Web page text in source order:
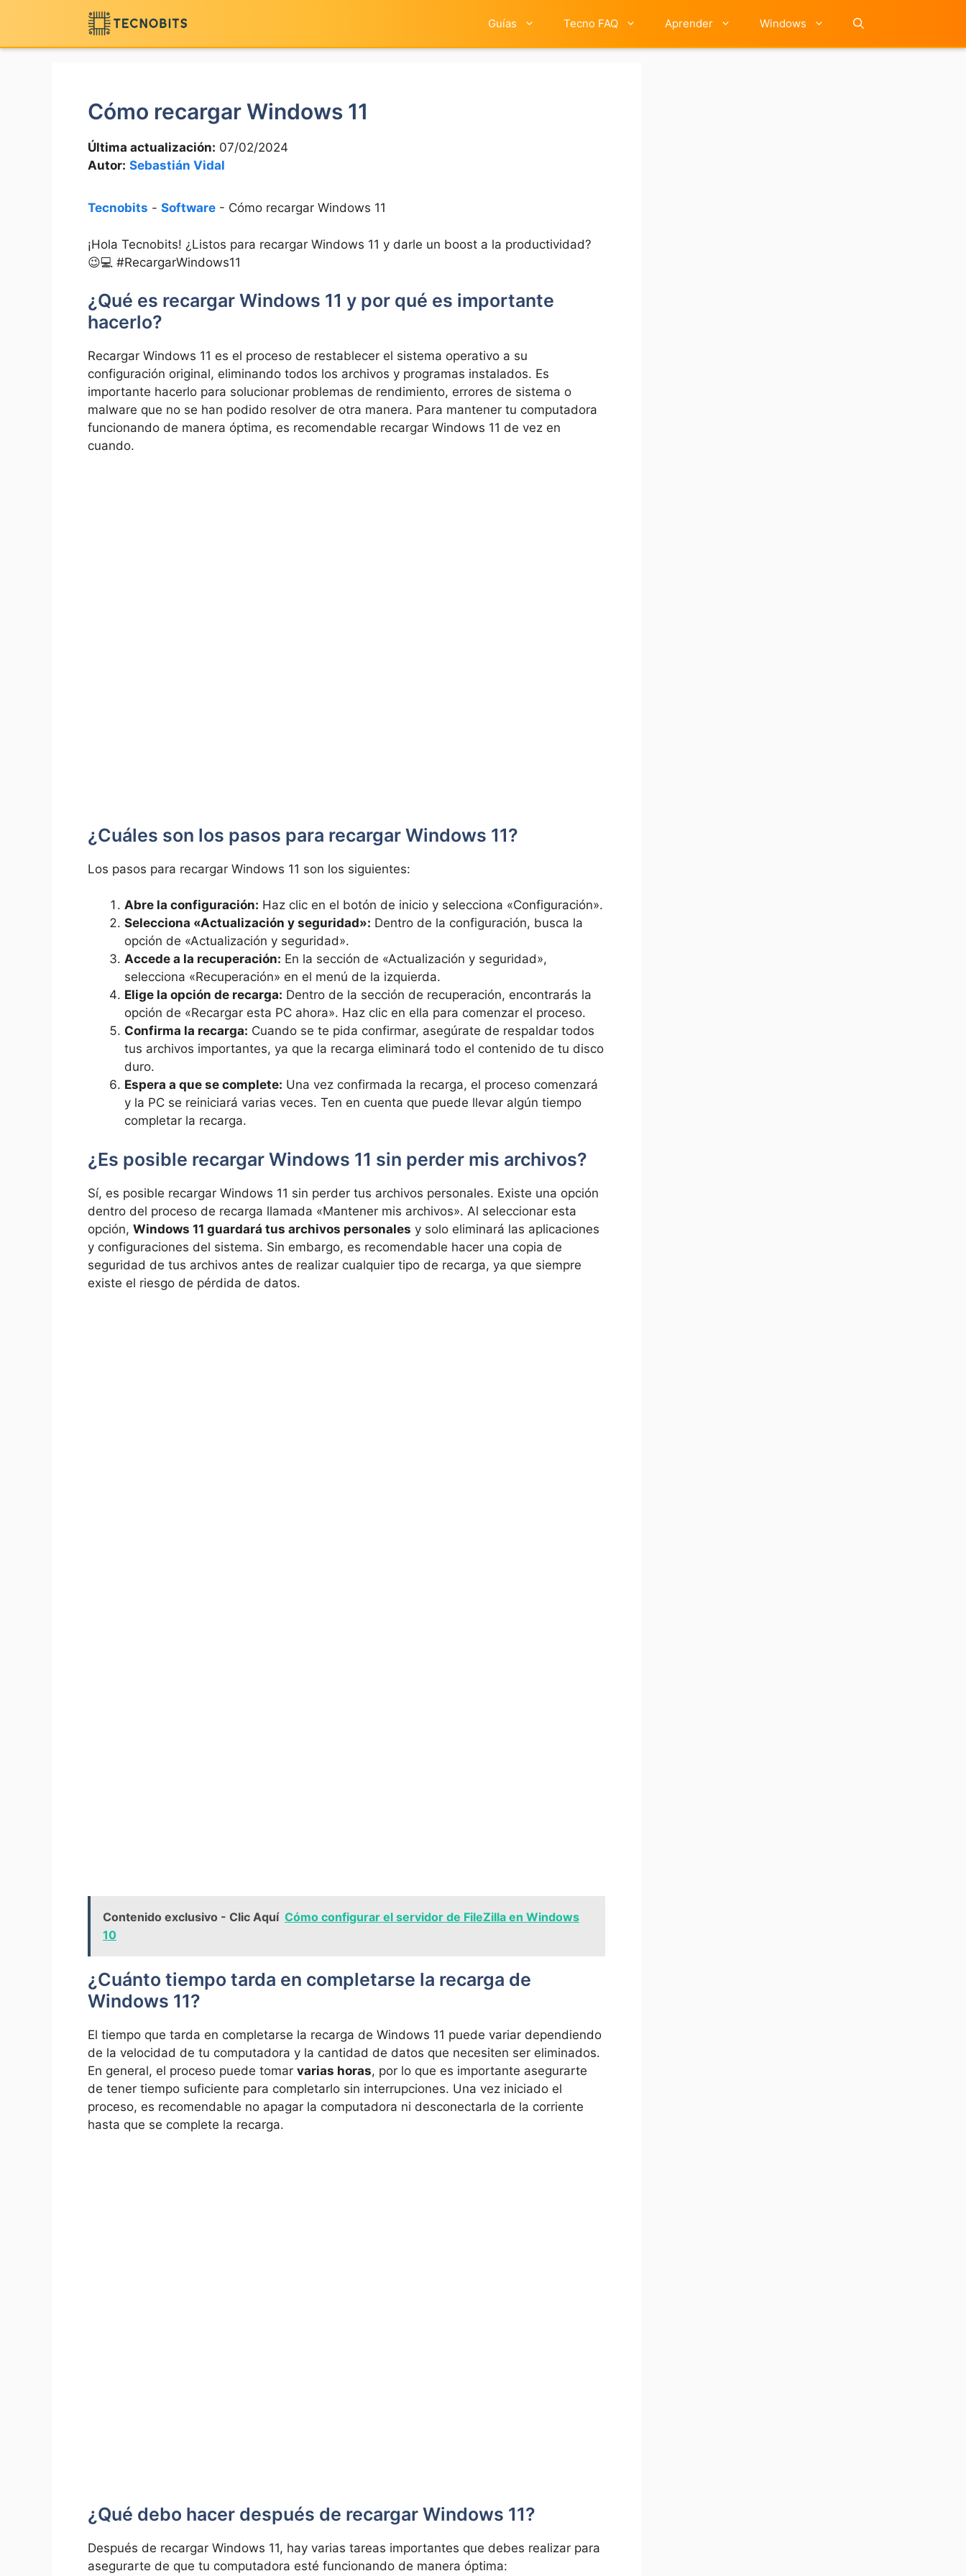
contenido
Guías Tecno FAQ Aprender Windows
Cómo recargar Windows 11
Última actualización: 07/02/2024
Autor: Sebastián Vidal
Tecnobits - Software - Cómo recargar Windows 11
¡Hola Tecnobits! ¿Listos para recargar Windows 11 y darle un boost a la productividad?
😉💻 #RecargarWindows11
¿Qué es recargar Windows 11 y por qué es importante
hacerlo?
Recargar Windows 11 es el proceso de restablecer el sistema operativo a su
configuración original, eliminando todos los archivos y programas instalados. Es
importante hacerlo para solucionar problemas de rendimiento, errores de sistema o
malware que no se han podido resolver de otra manera. Para mantener tu computadora
funcionando de manera óptima, es recomendable recargar Windows 11 de vez en
cuando.
¿Cuáles son los pasos para recargar Windows 11?
Los pasos para recargar Windows 11 son los siguientes:
Abre la configuración: Haz clic en el botón de inicio y selecciona «Configuración».
Selecciona «Actualización y seguridad»: Dentro de la configuración, busca la
opción de «Actualización y seguridad».
Accede a la recuperación: En la sección de «Actualización y seguridad»,
selecciona «Recuperación» en el menú de la izquierda.
Elige la opción de recarga: Dentro de la sección de recuperación, encontrarás la
opción de «Recargar esta PC ahora». Haz clic en ella para comenzar el proceso.
Confirma la recarga: Cuando se te pida confirmar, asegúrate de respaldar todos
tus archivos importantes, ya que la recarga eliminará todo el contenido de tu disco
duro.
Espera a que se complete: Una vez confirmada la recarga, el proceso comenzará
y la PC se reiniciará varias veces. Ten en cuenta que puede llevar algún tiempo
completar la recarga.
¿Es posible recargar Windows 11 sin perder mis archivos?
Sí, es posible recargar Windows 11 sin perder tus archivos personales. Existe una opción
dentro del proceso de recarga llamada «Mantener mis archivos». Al seleccionar esta
opción, Windows 11 guardará tus archivos personales y solo eliminará las aplicaciones
y configuraciones del sistema. Sin embargo, es recomendable hacer una copia de
seguridad de tus archivos antes de realizar cualquier tipo de recarga, ya que siempre
existe el riesgo de pérdida de datos.
Contenido exclusivo - Clic Aquí Cómo configurar el servidor de FileZilla en Windows
10
¿Cuánto tiempo tarda en completarse la recarga de
Windows 11?
El tiempo que tarda en completarse la recarga de Windows 11 puede variar dependiendo
de la velocidad de tu computadora y la cantidad de datos que necesiten ser eliminados.
En general, el proceso puede tomar varias horas, por lo que es importante asegurarte
de tener tiempo suficiente para completarlo sin interrupciones. Una vez iniciado el
proceso, es recomendable no apagar la computadora ni desconectarla de la corriente
hasta que se complete la recarga.
¿Qué debo hacer después de recargar Windows 11?
Después de recargar Windows 11, hay varias tareas importantes que debes realizar para
asegurarte de que tu computadora esté funcionando de manera óptima: